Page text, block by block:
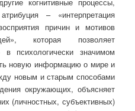
– «интерпретация
причин и мотивов
которая позволяет
психологически значимом
новую информацию о мире и
новым и старым способами
окружающих, объясняет
(личностных, субъективных)